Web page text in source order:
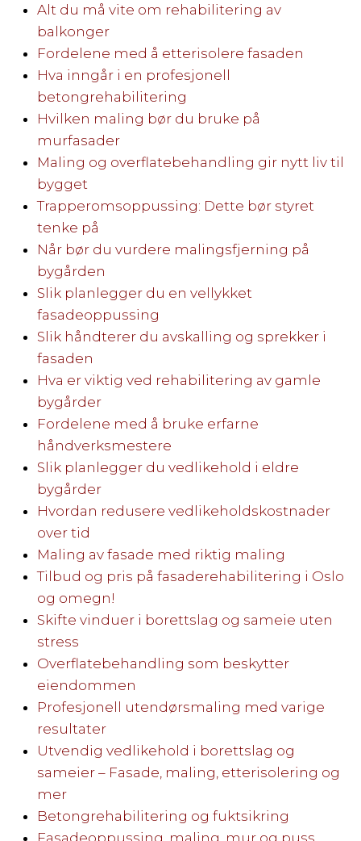
Alt du må vite om rehabilitering av
balkonger
Fordelene med å etterisolere fasaden
Hva inngår i en profesjonell
betongrehabilitering
Hvilken maling bør du bruke på
murfasader
Maling og overflatebehandling gir nytt liv til
bygget
Trapperomsoppussing: Dette bør styret
tenke på
Når bør du vurdere malingsfjerning på
bygården
Slik planlegger du en vellykket
fasadeoppussing
Slik håndterer du avskalling og sprekker i
fasaden
Hva er viktig ved rehabilitering av gamle
bygårder
Fordelene med å bruke erfarne
håndverksmestere
Slik planlegger du vedlikehold i eldre
bygårder
Hvordan redusere vedlikeholdskostnader
over tid
Maling av fasade med riktig maling
Tilbud og pris på fasaderehabilitering i Oslo
og omegn!
Skifte vinduer i borettslag og sameie uten
stress
Overflatebehandling som beskytter
eiendommen
Profesjonell utendørsmaling med varige
resultater
Utvendig vedlikehold i borettslag og
sameier – Fasade, maling, etterisolering og
mer
Betongrehabilitering og fuktsikring
Fasadeoppussing, maling, mur og puss